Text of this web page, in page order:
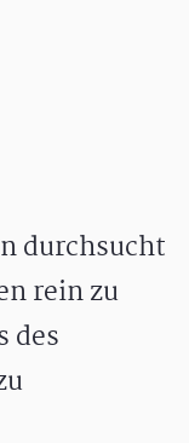
durchsucht
rein zu
des